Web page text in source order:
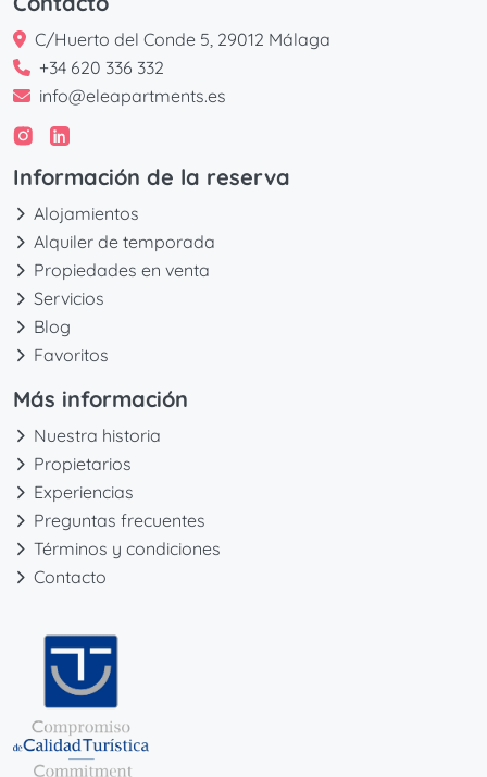
C/Huerto del Conde 5, 29012 Málaga
+34 620 336 332
info@eleapartments.es
Información de la reserva
Alojamientos
Alquiler de temporada
Propiedades en venta
Servicios
Blog
Favoritos
Más información
Nuestra historia
Propietarios
Experiencias
Preguntas frecuentes
Términos y condiciones
Contacto